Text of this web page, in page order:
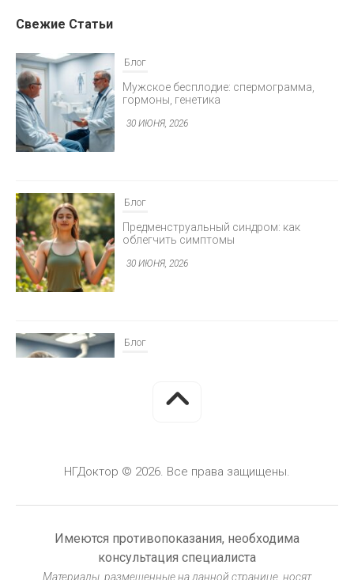
Свежие Статьи
Блог
Мужское бесплодие: спермограмма,
гормоны, генетика
30 ИЮНЯ, 2026
Блог
Предменструальный синдром: как
облегчить симптомы
30 ИЮНЯ, 2026
Блог
30 ИЮНЯ, 2026
Герметизация фиссур у детей: защита от
30 ИЮНЯ, 2026
НГДоктор © 2026. Все права защищены.
Имеются противопоказания, необходима
консультация специалиста
Материалы, размещенные на данной странице, носят